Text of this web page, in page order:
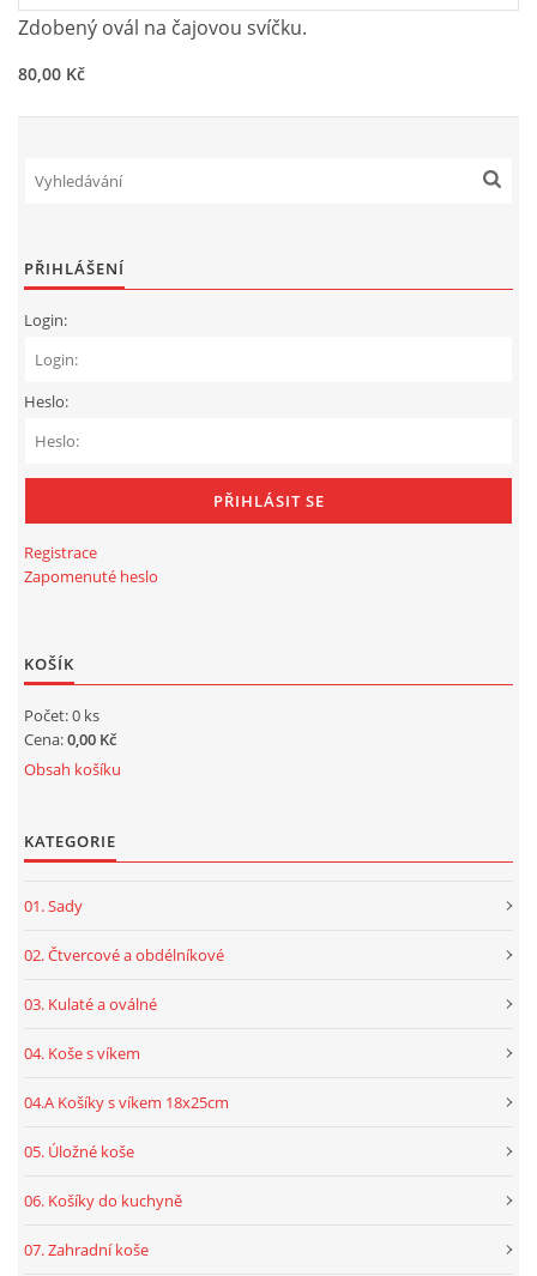
Zdobený ovál na čajovou svíčku.
80,00 Kč
PŘIHLÁŠENÍ
Login:
Heslo:
Registrace
Zapomenuté heslo
KOŠÍK
Počet: 0 ks
Cena:0,00 Kč
Obsah košíku
KATEGORIE
01. Sady
02. Čtvercové a obdélníkové
03. Kulaté a oválné
04. Koše s víkem
04.A Košíky s víkem 18x25cm
05. Úložné koše
06. Košíky do kuchyně
07. Zahradní koše